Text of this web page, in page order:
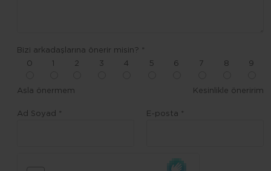
Bizi arkadaşlarına önerir misin? *
0
2 3 4 5 6 7 8 9
Asla önermem Kesinlikle öneririm
Ad Soyad * E-posta *